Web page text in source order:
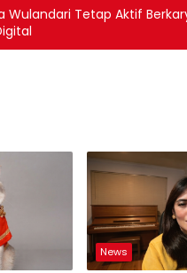
Wulandari Tetap Aktif
News